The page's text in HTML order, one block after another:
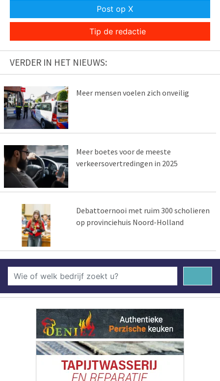
Post op X
Tip de redactie
VERDER IN HET NIEUWS:
Meer mensen voelen zich onveilig
Meer boetes voor de meeste
verkeersovertredingen in 2025
Debattoernooi met ruim 300 scholieren
op provinciehuis Noord-Holland